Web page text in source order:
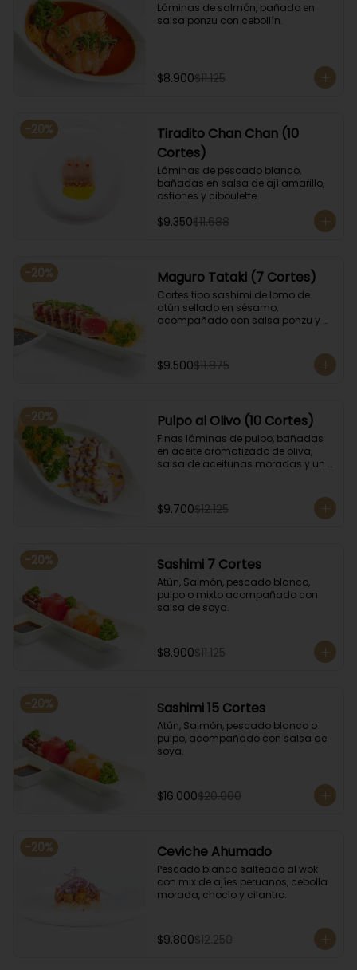
Láminas de salmón, bañado en
salsa ponzu con cebollín.
$8.900$11.125
-20%
Tiradito Chan Chan (10
Cortes)
Láminas de pescado blanco,
bañadas en salsa de ají amarillo,
ostiones y ciboulette.
$9.350$11.688
-20% Maguro Tataki (7 Cortes)
Cortes tipo sashimi de lomo de
atún sellado en sésamo,
acompañado con salsa ponzu y
$9.500$11.875
-20% Pulpo al Olivo (10 Cortes)
Finas láminas de pulpo, bañadas
en aceite aromatizado de oliva,
salsa de aceitunas moradas y un
$9.700$12.125
-20% Sashimi 7 Cortes
Atún, Salmón, pescado blanco,
pulpo o mixto acompañado con
salsa de soya.
$8.900$11.125
-20% Sashimi 15 Cortes
Atún, Salmón, pescado blanco o
pulpo, acompañado con salsa de
soya.
$16.000$20.000
-20% Ceviche Ahumado
Pescado blanco salteado al wok
con mix de ajíes peruanos, cebolla
morada, choclo y cilantro.
$9.800$12.250